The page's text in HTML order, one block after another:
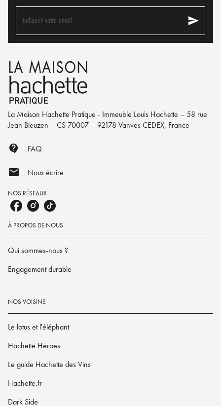
Indiquez votre email send
La Maison Hachette Pratique - Immeuble Louis Hachette – 58 rue
Jean Bleuzen – CS 70007 – 92178 Vanves CEDEX, France
contact_support FAQ
mail Nous écrire
NOS RÉSEAUX
À PROPOS DE NOUS
Qui sommes-nous ?
Engagement durable
NOS VOISINS
Le lotus et l'éléphant
Hachette Heroes
Le guide Hachette des Vins
Hachette.fr
Dark Side